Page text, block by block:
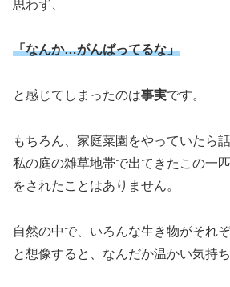
思わず、
「なんか…がんばってるな」
と感じてしまったのは事実です。
もちろん、家庭菜園をやっていたら
私の庭の雑草地帯で出てきたこの一
をされたことはありません。
自然の中で、いろんな生き物がそれ
と想像すると、なんだか温かい気持